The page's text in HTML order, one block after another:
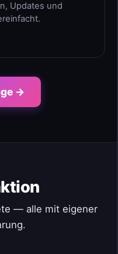
Updates und
→
— alle mit eigener